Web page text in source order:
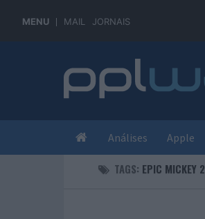
MENU MAIL JORNAIS
Análises Apple
TAGS: EPIC MICKEY 2